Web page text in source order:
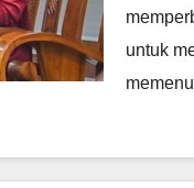
untuk